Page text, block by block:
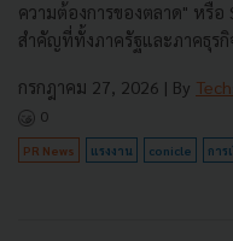
ความต้องการของตลาด" หรือ
สำคัญที่ทั้งภาครัฐและภาคธุรกิ
กรกฎาคม 27, 2026 | By
0
PR News แรงงาน conicle การ